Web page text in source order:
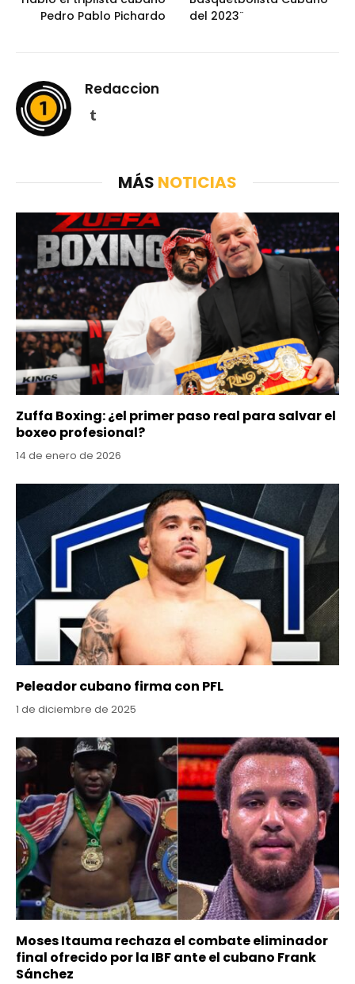
Pedro Pablo Pichardo
del 2023¨
Redaccion
Tumblr
MÁS NOTICIAS
Zuffa Boxing: ¿el primer paso real para salvar el
boxeo profesional?
14 de enero de 2026
Peleador cubano firma con PFL
1 de diciembre de 2025
Moses Itauma rechaza el combate eliminador
final ofrecido por la IBF ante el cubano Frank
Sánchez